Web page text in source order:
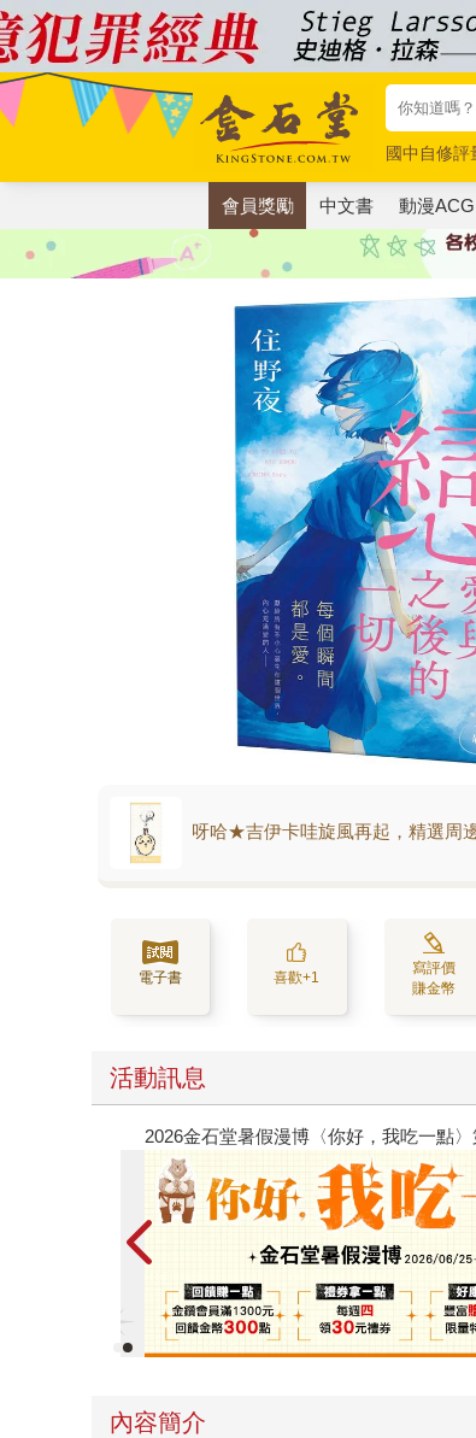
國中自修評
唯紅花綻放
會員獎勵 中文書 動漫ACG
呀哈★吉伊卡哇旋風再起，精選周
電子書 喜歡+1
寫評價
賺金幣
活動訊息
春光ｘ奇幻基地｜全書系展
內容簡介